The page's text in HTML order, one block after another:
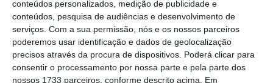
conteúdos personalizados, medição de publicidade e
conteúdos, pesquisa de audiências e desenvolvimento de
serviços. Com a sua permissão, nós e os nossos parceiros
poderemos usar identificação e dados de geolocalização
precisos através da procura de dispositivos. Poderá clicar para
consentir o processamento por nossa parte e pela parte dos
nossos 1733 parceiros, conforme descrito acima. Em